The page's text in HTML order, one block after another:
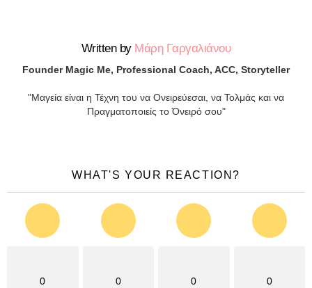
Written by Μάρη Γαργαλιάνου
Founder Magic Me, Professional Coach, ACC, Storyteller
"Μαγεία είναι η Τέχνη του να Ονειρεύεσαι, να Τολμάς και να
Πραγματοποιείς το Όνειρό σου"
WHAT'S YOUR REACTION?
0 0 0 0